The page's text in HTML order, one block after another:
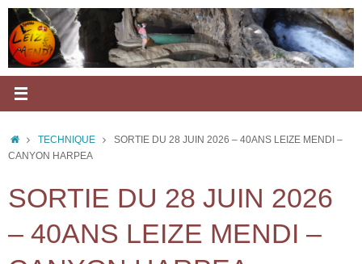
Passer
contenu
ACCUEIL
TECHNIQUE
SORTIE DU 28 JUIN 2026 – 40ANS LEIZE MENDI –
CANYON HARPEA
SORTIE DU 28 JUIN 2026
– 40ANS LEIZE MENDI –